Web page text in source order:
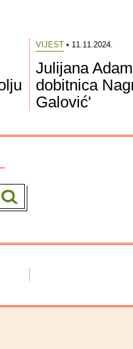
VIJEST• 11.11.2024.
Julijana
dobitnica
Galović'